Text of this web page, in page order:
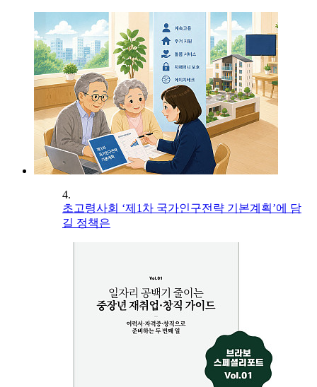
4.
초고령사회 ‘제1차 국가인구전략 기본계획’에 담
길 정책은